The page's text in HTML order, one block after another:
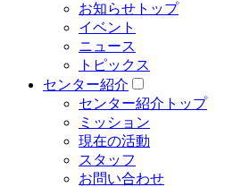
お知らせトップ
イベント
ニュース
トピックス
センター紹介
センター紹介トップ
ミッション
現在の活動
スタッフ
お問い合わせ